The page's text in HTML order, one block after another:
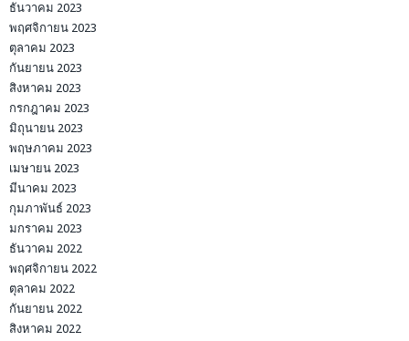
ธันวาคม 2023
พฤศจิกายน 2023
ตุลาคม 2023
กันยายน 2023
สิงหาคม 2023
กรกฎาคม 2023
มิถุนายน 2023
พฤษภาคม 2023
เมษายน 2023
มีนาคม 2023
กุมภาพันธ์ 2023
มกราคม 2023
ธันวาคม 2022
พฤศจิกายน 2022
ตุลาคม 2022
กันยายน 2022
สิงหาคม 2022